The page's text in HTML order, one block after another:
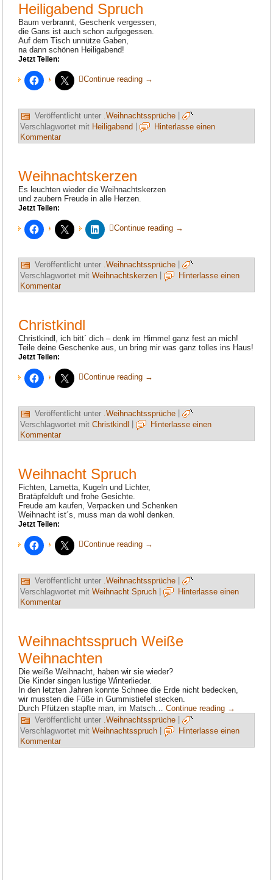
Heiligabend Spruch
Baum verbrannt, Geschenk vergessen,
die Gans ist auch schon aufgegessen.
Auf dem Tisch unnütze Gaben,
na dann schönen Heiligabend!
Jetzt Teilen:
Continue reading →
Veröffentlicht unter .Weihnachtssprüche |
Verschlagwortet mit Heiligabend |
Hinterlasse einen
Kommentar
Weihnachtskerzen
Es leuchten wieder die Weihnachtskerzen
und zaubern Freude in alle Herzen.
Jetzt Teilen:
Continue reading →
Veröffentlicht unter .Weihnachtssprüche |
Verschlagwortet mit Weihnachtskerzen |
Hinterlasse einen
Kommentar
Christkindl
Christkindl, ich bitt´ dich – denk im Himmel ganz fest an mich!
Teile deine Geschenke aus, un bring mir was ganz tolles ins Haus!
Jetzt Teilen:
Continue reading →
Veröffentlicht unter .Weihnachtssprüche |
Verschlagwortet mit Christkindl |
Hinterlasse einen
Kommentar
Weihnacht Spruch
Fichten, Lametta, Kugeln und Lichter,
Bratäpfelduft und frohe Gesichte.
Freude am kaufen, Verpacken und Schenken
Weihnacht ist´s, muss man da wohl denken.
Jetzt Teilen:
Continue reading →
Veröffentlicht unter .Weihnachtssprüche |
Verschlagwortet mit Weihnacht Spruch |
Hinterlasse einen
Kommentar
Weihnachtsspruch Weiße
Weihnachten
Die weiße Weihnacht, haben wir sie wieder?
Die Kinder singen lustige Winterlieder.
In den letzten Jahren konnte Schnee die Erde nicht bedecken,
wir mussten die Füße in Gummistiefel stecken.
Durch Pfützen stapfte man, im Matsch…Continue reading →
Veröffentlicht unter .Weihnachtssprüche |
Verschlagwortet mit Weihnachtsspruch |
Hinterlasse einen
Kommentar